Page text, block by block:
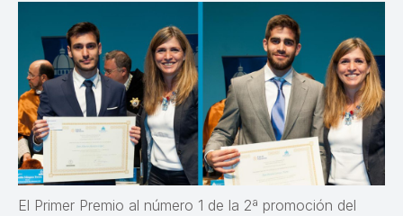
El Primer Premio al número 1 de la 2ª promoción del